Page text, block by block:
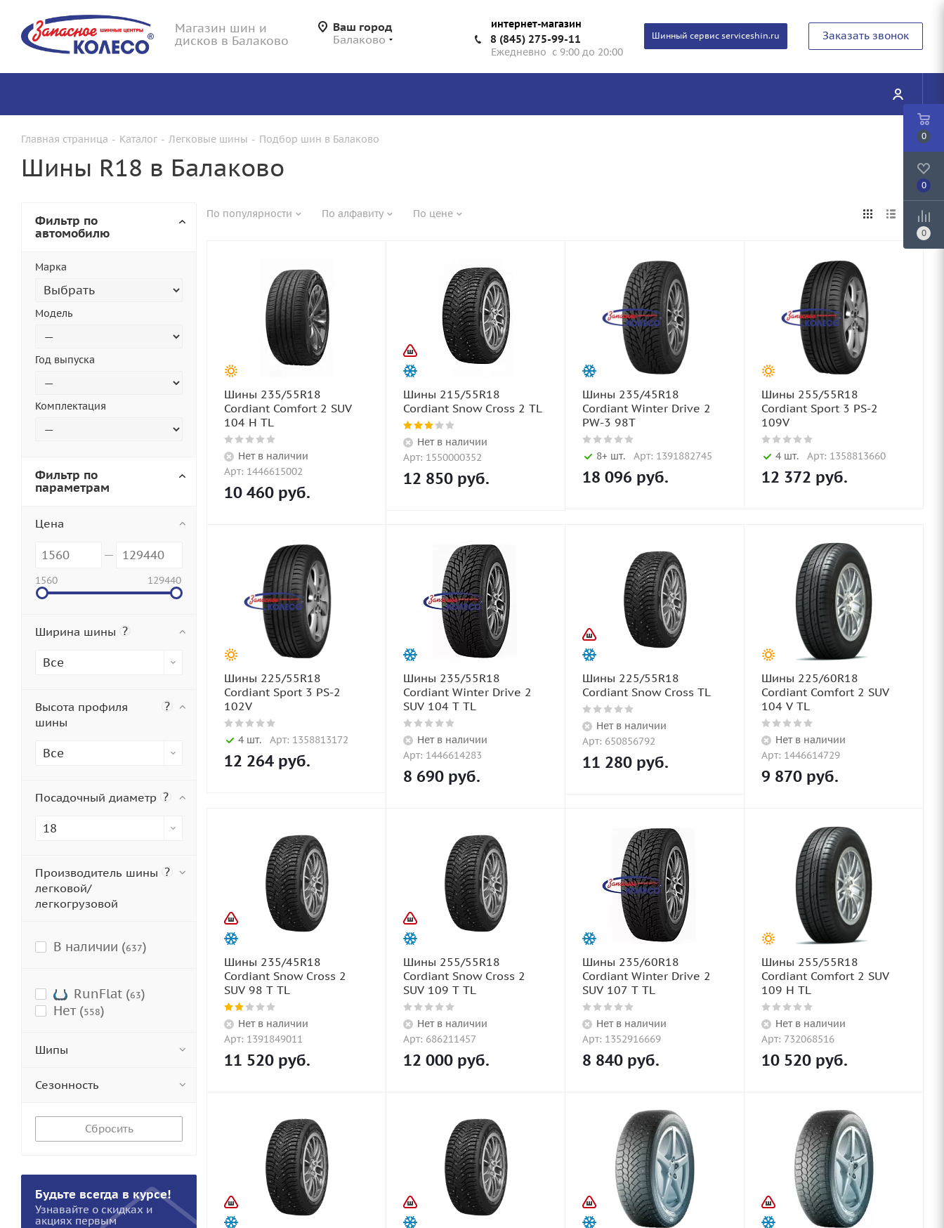
Магазин шин и
дисков в Балаково
Ваш город
Балаково
интернет-магазин
8 (845) 275-99-11
Ежедневно с 9:00 до 20:00
Шинный сервис serviceshin.ru Заказать звонок
Главная страница - Каталог - Легковые шины - Подбор шин в Балаково
Шины R18 в Балаково
По популярности По алфавиту По цене
Шины 235/55R18
Cordiant Comfort 2 SUV
104 H TL
Нет в наличии
Арт: 1446615002
10 460 руб.
Шины 215/55R18
Cordiant Snow Cross 2 TL
Нет в наличии
Арт: 1550000352
12 850 руб.
Шины 235/45R18
Cordiant Winter Drive 2
PW-3 98T
8+ шт. Арт: 1391882745
18 096 руб.
Шины 255/55R18
Cordiant Sport 3 PS-2
109V
4 шт. Арт: 1358813660
12 372 руб.
Шины 225/55R18
Cordiant Sport 3 PS-2
102V
4 шт. Арт: 1358813172
12 264 руб.
Шины 235/55R18
Cordiant Winter Drive 2
SUV 104 T TL
Нет в наличии
Арт: 1446614283
8 690 руб.
Шины 225/55R18
Cordiant Snow Cross TL
Нет в наличии
Арт: 650856792
11 280 руб.
Шины 225/60R18
Cordiant Comfort 2 SUV
104 V TL
Нет в наличии
Арт: 1446614729
9 870 руб.
Шины 235/45R18
Cordiant Snow Cross 2
SUV 98 T TL
Нет в наличии
Арт: 1391849011
11 520 руб.
Шины 255/55R18
Cordiant Snow Cross 2
SUV 109 T TL
Нет в наличии
Арт: 686211457
12 000 руб.
Шины 235/60R18
Cordiant Winter Drive 2
SUV 107 T TL
Нет в наличии
Арт: 1352916669
8 840 руб.
Шины 255/55R18
Cordiant Comfort 2 SUV
109 H TL
Нет в наличии
Арт: 732068516
10 520 руб.
Фильтр по
автомобилю
Марка
Модель
Год выпуска
Комплектация
Фильтр по
параметрам
Цена
1560 129440
Ширина шины ?
Все
Высота профиля
шины
?
Все
Посадочный диаметр ?
18
Производитель шины
легковой/
легкогрузовой
?
В наличии (637)
RunFlat (63)
Нет (558)
Шипы
Сезонность
Сбросить
Будьте всегда в курсе!
Узнавайте о скидках и
акциях первым
0
0
0